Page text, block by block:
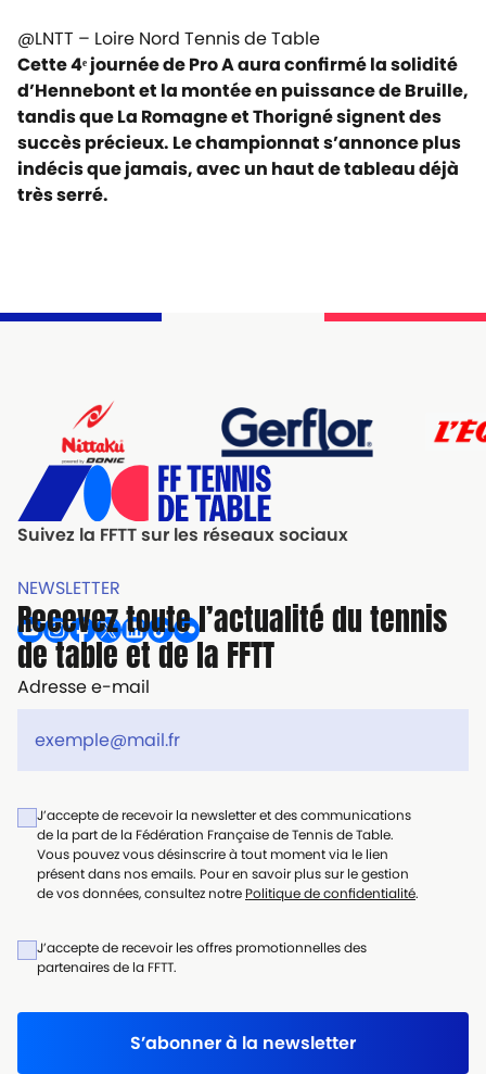
@LNTT – Loire Nord Tennis de Table
Cette 4ᵉ journée de Pro A aura confirmé la solidité
d’Hennebont et la montée en puissance de Bruille,
tandis que La Romagne et Thorigné signent des
succès précieux. Le championnat s’annonce plus
indécis que jamais, avec un haut de tableau déjà
très serré.
Suivez la FFTT sur les réseaux sociaux
NEWSLETTER
Recevez toute l’actualité du tennis
de table et de la FFTT
Adresse e-mail
J’accepte de recevoir la newsletter et des communications
de la part de la Fédération Française de Tennis de Table.
Vous pouvez vous désinscrire à tout moment via le lien
présent dans nos emails. Pour en savoir plus sur le gestion
de vos données, consultez notre Politique de confidentialité.
J’accepte de recevoir les offres promotionnelles des
partenaires de la FFTT.
S’abonner à la newsletter